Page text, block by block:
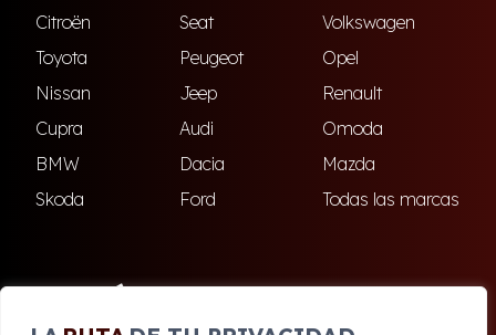
Citroën
Seat
Volkswagen
Toyota
Peugeot
Opel
Nissan
Jeep
Renault
Cupra
Audi
Omoda
BMW
Dacia
Mazda
Skoda
Ford Todas las marcas